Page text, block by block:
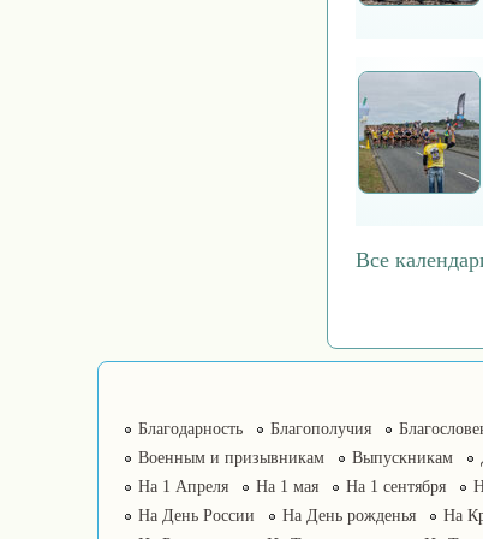
Все
Благодарность Благополучия
Военным и призывникам
Выпускникам
На 1 Апреля
На 1 мая На 1 сентября
На День России
На День рожденья На